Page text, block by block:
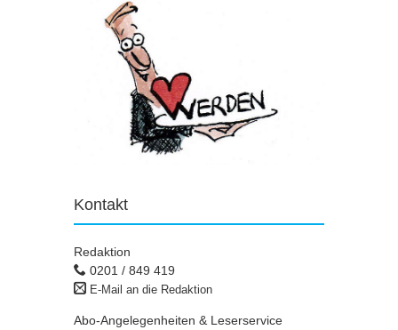
Kontakt
Redaktion
0201 / 849 419
E-Mail an die Redaktion
Abo-Angelegenheiten & Leserservice